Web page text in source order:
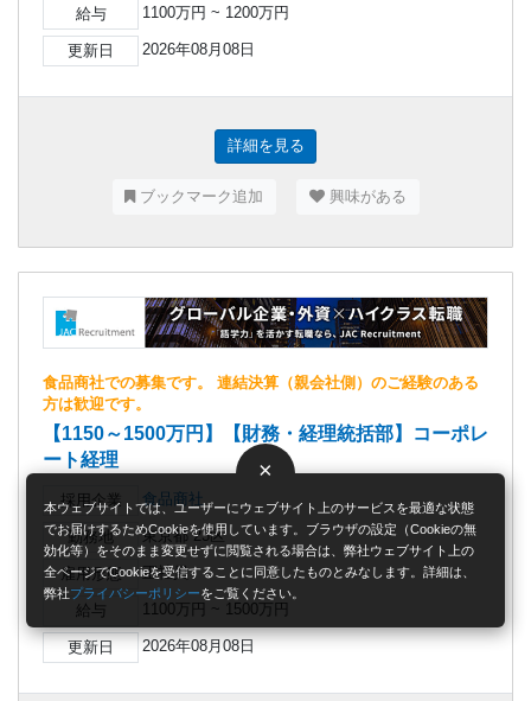
×
本ウェブサイトでは、ユーザーにウェブサイト上のサービスを最適な状態
でお届けするためCookieを使用しています。ブラウザの設定（Cookieの無
効化等）をそのまま変更せずに閲覧される場合は、弊社ウェブサイト上の
全ページでCookieを受信することに同意したものとみなします。詳細は、
弊社プライバシーポリシーをご覧ください。
給与 1100万円 ~ 1200万円
更新日 2026年08月08日
詳細を見る
ブックマーク追加 興味がある
食品商社での募集です。 連結決算（親会社側）のご経験のある
方は歓迎です。
【1150～1500万円】【財務・経理統括部】コーポレ
ート経理
採用企業 食品商社
勤務地 東京都 23区
雇用形態 正社員
給与 1100万円 ~ 1500万円
更新日 2026年08月08日